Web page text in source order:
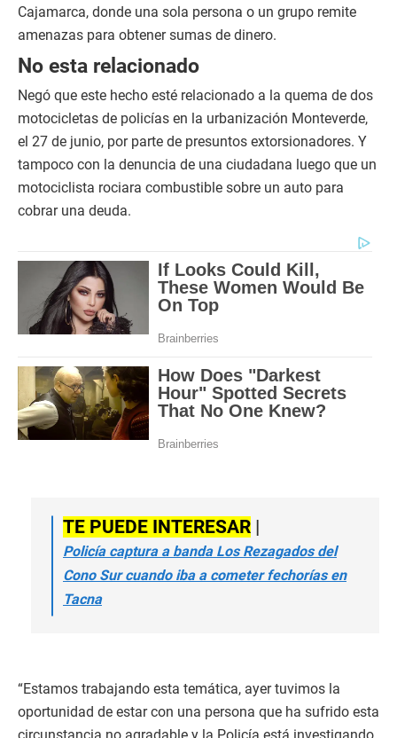
Cajamarca, donde una sola persona o un grupo remite
amenazas para obtener sumas de dinero.
No esta relacionado
Negó que este hecho esté relacionado a la quema de dos
motocicletas de policías en la urbanización Monteverde,
el 27 de junio, por parte de presuntos extorsionadores. Y
tampoco con la denuncia de una ciudadana luego que un
motociclista rociara combustible sobre un auto para
cobrar una deuda.
TE PUEDE INTERESAR |
Policía captura a banda Los Rezagados del
Cono Sur cuando iba a cometer fechorías en
Tacna
“Estamos trabajando esta temática, ayer tuvimos la
oportunidad de estar con una persona que ha sufrido esta